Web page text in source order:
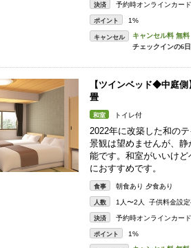
決済 予約時オンラインカー
ポイント 1%
キャンセル
【ツインベッド◆中庭
畳
和室 トイレ付
2022年に改築した和の
景観は望めませんが、
能です。和室がいいけ
におすすめです。
食事 朝食あり 夕食あり
人数 1人〜2人 子供料金設定
決済 予約時オンラインカー
ポイント 1%